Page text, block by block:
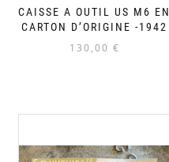
CAISSE A OUTIL US M6 EN
CARTON D’ORIGINE -1942
130,00 €